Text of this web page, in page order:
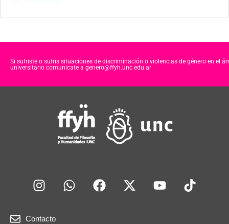
Si sufriste o sufris situaciones de discriminación o violencias de género en el
universitario comunicate a genero@ffyh.unc.edu.ar
Contacto